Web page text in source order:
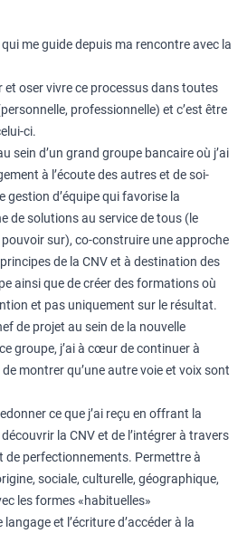
me guide depuis ma rencontre avec la
et oser vivre ce processus dans toutes
professionnelle) et c’est être
ci.
sein d’un grand groupe bancaire où j’ai
à l’écoute des autres et de soi-
gestion d’équipe qui favorise la
de solutions au service de tous (le
sur), co-construire une approche
de la CNV et à destination des
ainsi que de créer des formations où
et pas uniquement sur le résultat.
de projet au sein de la nouvelle
groupe, j’ai à cœur de continuer à
montrer qu’une autre voie et voix sont
ce que j’ai reçu en offrant la
la CNV et de l’intégrer à travers
de perfectionnements. Permettre à
sociale, culturelle, géographique,
les formes «habituelles»
et l’écriture d’accéder à la